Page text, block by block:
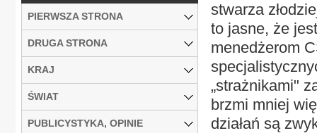
stwarza
to jasne, że
menedżerom
„strażnikami"
brzmi mniej
działań są
PIERWSZA STRONA
DRUGA STRONA
KRAJ
ŚWIAT
PUBLICYSTYKA, OPINIE